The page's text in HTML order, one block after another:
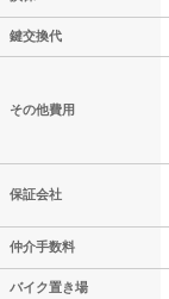
鍵交換代
その他費用
保証会社
仲介手数料
バイク置き場